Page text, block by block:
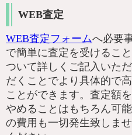
WEB査定
WEB査定フォームへ必要
で簡単に査定を受けるこ
ついて詳しくご記入いた
だくことでより具体的で
ことができます。査定額
やめることはもちろん可
の費用も一切発生致しま